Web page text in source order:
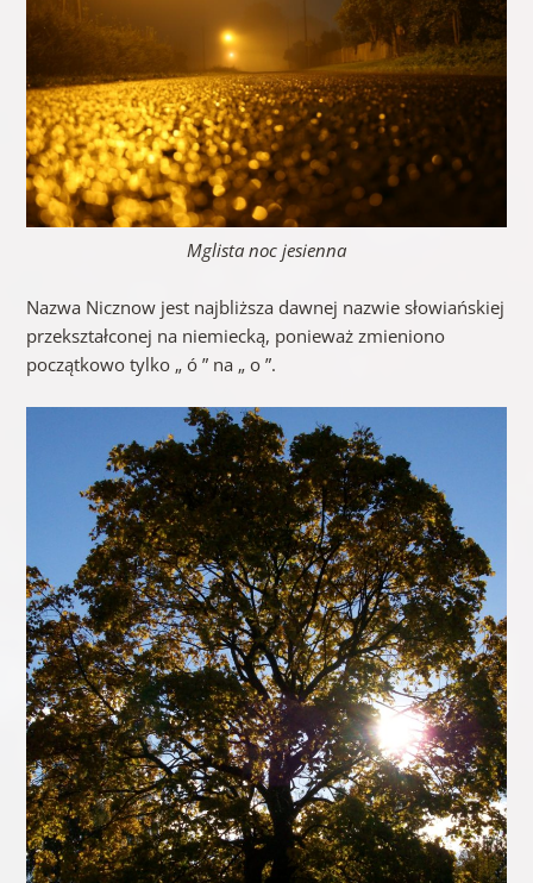
Mglista noc jesienna
Nazwa Nicznow jest najbliższa dawnej nazwie słowiańskiej
przekształconej na niemiecką, ponieważ zmieniono
początkowo tylko „ ó ” na „ o ”.